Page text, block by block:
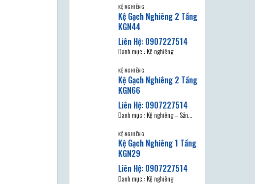
KỆ NGHIÊNG
Kệ Gạch Nghiêng 2 Tầng
KGN44
Danh mục : Kệ nghiêng
KỆ NGHIÊNG
Kệ Gạch Nghiêng 2 Tầng
KGN66
Danh mục : Kệ nghiêng – Sản
chắc,
KỆ NGHIÊNG
Kệ Gạch Nghiêng 1 Tầng
KGN29
Danh mục : Kệ nghiêng